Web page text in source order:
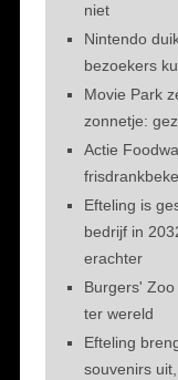
niet
Nintendo
bezoekers
Movie Park
zonnetje:
Actie
Efteling is
bedrijf in
erachter
Burgers'
ter wereld
Efteling
souvenirs